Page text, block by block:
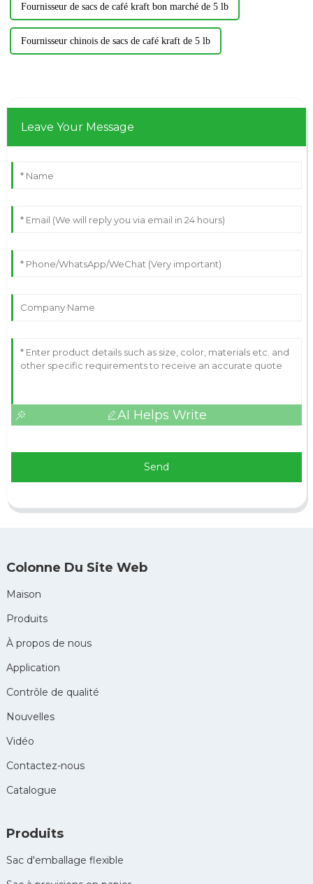
Fournisseur de sacs de café kraft bon marché de 5 lb
Fournisseur chinois de sacs de café kraft de 5 lb
Leave Your Message
AI Helps Write
Send
Colonne Du Site Web
Maison
Produits
À propos de nous
Application
Contrôle de qualité
Nouvelles
Vidéo
Contactez-nous
Catalogue
Produits
Sac d'emballage flexible